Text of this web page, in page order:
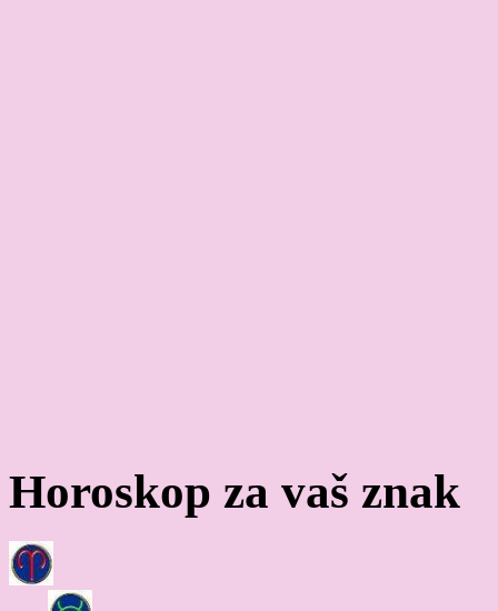
Horoskop za vaš znak